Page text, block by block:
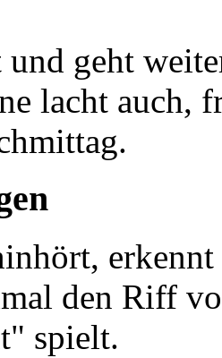
geht
lacht auch,
den Riff
spielt.